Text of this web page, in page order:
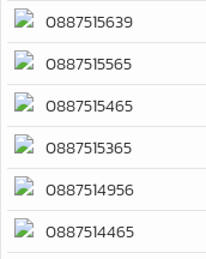
0887515639
0887515565
0887515465
0887515365
0887514956
0887514465